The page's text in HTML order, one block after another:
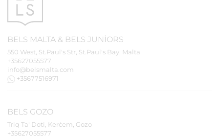
BELS MALTA & BELS JUNIORS
550 West, St.Paul's Str, St.Paul's Bay, Malta
+35627055577
info@belsmalta.com
+35677516971
BELS GOZO
Triq Ta' Doti, Kerċem, Gozo
+35627055577